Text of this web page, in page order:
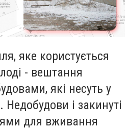
яке користується
- вештання
які несуть у
Недобудови і закинуті
для вживання